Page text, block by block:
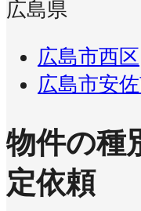
広島県
広島市西区
広島市安
物件の種
定依頼